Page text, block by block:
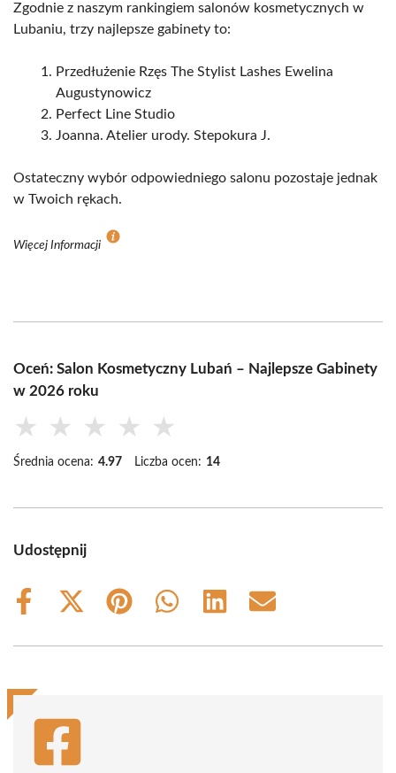
Zgodnie z naszym rankingiem salonów kosmetycznych w
Lubaniu, trzy najlepsze gabinety to:
Przedłużenie Rzęs The Stylist Lashes Ewelina
Augustynowicz
Perfect Line Studio
Joanna. Atelier urody. Stepokura J.
Ostateczny wybór odpowiedniego salonu pozostaje jednak
w Twoich rękach.
Więcej Informacji
Oceń: Salon Kosmetyczny Lubań – Najlepsze Gabinety
w 2026 roku
★ ★ ★ ★ ★
Średnia ocena: 4.97 Liczba ocen: 14
Udostępnij
Share
Share
(Twitter)
Share
Share
Share
Share